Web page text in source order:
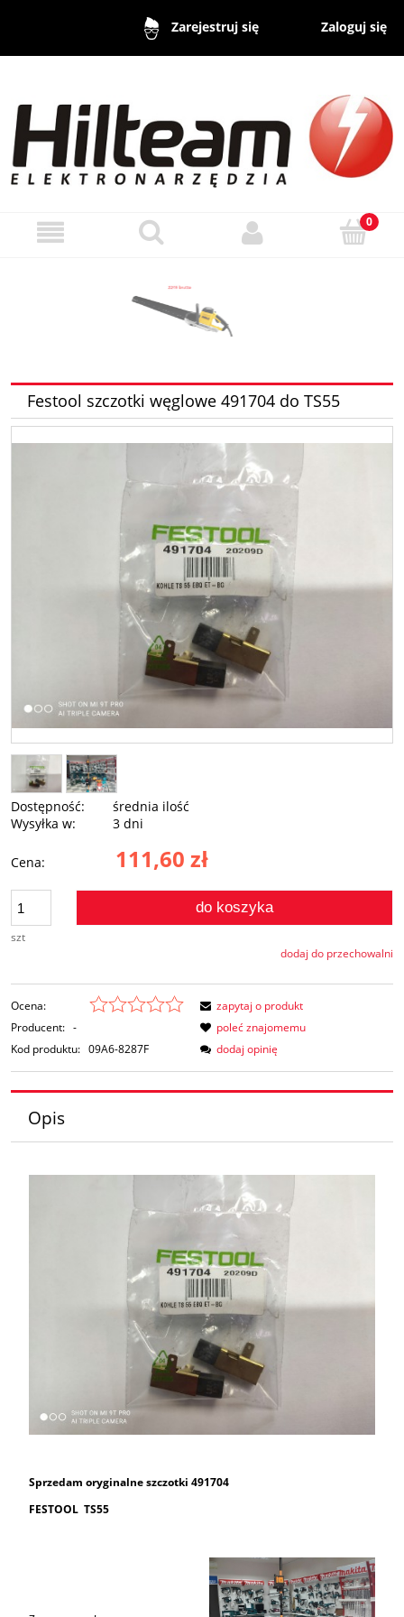
Zarejestruj się Zaloguj się
Festool szczotki węglowe 491704 do TS55
Dostępność:
średnia ilość
Wysyłka w:
3 dni
Cena: 111,60 zł
szt
do koszyka
dodaj do przechowalni
Ocena:
Producent: -
Kod produktu: 09A6-8287F
zapytaj o produkt
poleć znajomemu
dodaj opinię
Opis
Sprzedam oryginalne szczotki 491704
FESTOOL TS55